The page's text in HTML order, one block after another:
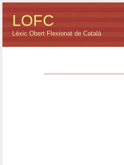
LOFC
Lèxic Obert Flexionat de Català